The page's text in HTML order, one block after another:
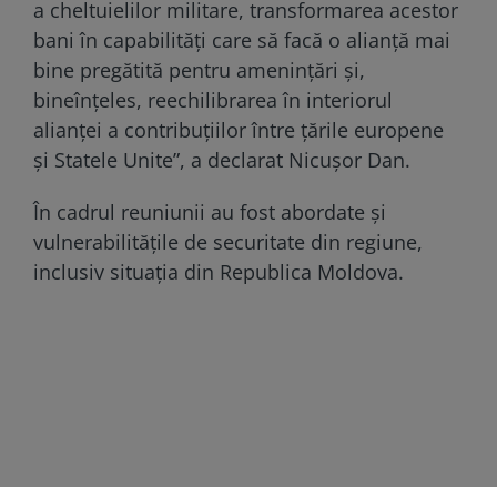
a cheltuielilor militare, transformarea acestor
bani în capabilităţi care să facă o alianţă mai
bine pregătită pentru ameninţări şi,
bineînţeles, reechilibrarea în interiorul
alianţei a contribuţiilor între ţările europene
şi Statele Unite”, a declarat Nicuşor Dan.
În cadrul reuniunii au fost abordate şi
vulnerabilităţile de securitate din regiune,
inclusiv situaţia din Republica Moldova.